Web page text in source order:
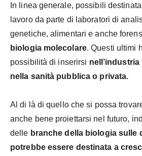
In linea generale, possibili
lavoro da parte di laboratori di
genetiche, alimentari e anche
biologia molecolare. Questi ultimi
possibilità di inserirsi
nella sanità pubblica o privata.
Al di là di quello che si possa
anche bene proiettarsi nel futuro,
delle branche della biologia sulle
potrebbe essere destinata a